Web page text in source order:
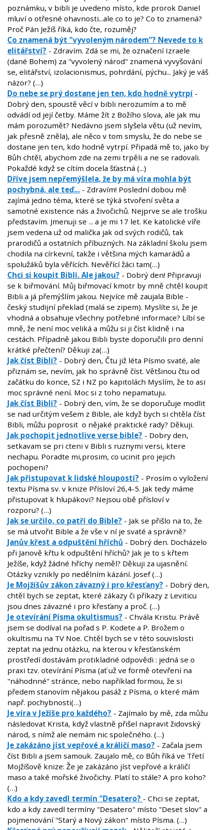
poznámku, v bibli je uvedeno místo, kde prorok Daniel
mluví o otřesné ohavnosti...ale co to je? Co to znamená?
Proč Pán Ježíš říká, kdo čte, rozuměj?
Co znamená být "vyvoleným národem"? Nevede to k
elitářství? - Zdravím. Zdá se mi, že označení Izraele
(dané Bohem) za "vyvolený národ" znamená vyvyšování
se, elitářství, izolacionismus, pohrdání, pýchu... Jaký je váš
názor? (…)
Do nebe se prý dostane jen ten, kdo hodně vytrpí -
Dobrý den, spoustě věcí v bibli nerozumím a to mě
odvádí od její četby. Máme žít z Božího slova, ale jak mu
mám porozumět? Nedávno jsem slyšela větu (už nevím,
jak přesně zněla), ale něco v tom smyslu, že do nebe se
dostane jen ten, kdo hodně vytrpí. Připadá mě to, jako by
Bůh chtěl, abychom zde na zemi trpěli a ne se radovali.
Pokaždé když se cítím docela šťastná (...)
Dříve jsem nepřemýšlela, že by má víra mohla být
pochybná, ale teď... - Zdravím! Poslední dobou mě
zajímá jedno téma, které se týká stvoření světa a
samotné existence nás a živočichů. Nejprve se ale trošku
představím. Jmenuji se ... a je mi 17 let. Ke katolické víře
jsem vedena už od malička jak od svých rodičů, tak
prarodičů a ostatních příbuzných. Na základní školu jsem
chodila na církevní, takže i většina mých kamarádů a
spolužáků byla věřících. Nevěřící žáci tam(…)
Chci si koupit Bibli. Ale jakou? - Dobrý den! Připravuji
se k biřmování. Můj biřmovací kmotr by mně chtěl koupit
Bibli a já přemýšlím jakou. Nejvíce mě zaujala Bible -
český studijní překlad (malá se zipem). Myslíte si, že je
vhodná a obsahuje všechny potřebné informace? Líbí se
mně, že není moc veliká a můžu si ji číst klidně i na
cestách. Případně jakou Bibli byste doporučili pro denní
krátké přečtení? Děkuji za(…)
Jak číst Bibli? - Dobrý den, Čtu již léta Písmo svaté, ale
přiznám se, nevím, jak ho správně číst. Většinou čtu od
začátku do konce, SZ i NZ po kapitolách Myslím, že to asi
moc správné není. Moc si z toho nepamatuju.
Jak číst Bibli? - Dobrý den, vím, že se doporučuje modlit
se nad určitým vešem z Bible, ale když bych si chtěla číst
Bibli, můžu poprosit o nějaké praktické rady? Děkuji.
Jak pochopit jednotlive verse bible? - Dobry den,
setkavam se pri cteni v Bibli s ruznymi versi, ktere
nechapu. Poradte mi,prosim, co ucinit pro jejich
pochopeni?
Jak přistupovat k lidské hlouposti? - Prosím o vyložení
textu Písma sv. v knize Přísloví 26,4-5. Jak tedy máme
přistupovat k hlupákovi? Nejsou obě přísloví v
rozporu? (…)
Jak se určilo, co patří do Bible? - Jak se přišlo na to, že
se má utvořit Bible a že vše v ní je svaté a správně?
Janův křest a odpuštění hříchů - Dobrý den. Docházelo
při Janově křtu k odpuštění hříchů? Jak je to s křtem
Ježíše, když žádné hříchy neměl? Děkuji za ujasnění.
Otázky vznikly po nedělním kázání. Josef (…)
Je Mojžíšův zákon závazný i pro křesťany? - Dobrý den,
chtěl bych se zeptat, které zákazy či příkazy z Leviticu
jsou dnes závazné i pro křesťany a proč. (…)
Je otevírání Písma okultismus? - Chvála Kristu. Právě
jsem se dodíval na pořad s P. Kodete a P. Brožem o
okultismu na TV Noe. Chtěl bych se v této souvislosti
zeptat na jednu otázku, na kterou v křesťanském
prostředí dostávám protikladné odpovědi : jedná se o
praxi tzv. otevírání Písma (ať už ve formě otevření na
"náhodnné" stránce, nebo například formou, že si
předem stanovím nějakou pasáž z Písma, o které mám
např. pochybnosti(…)
Je víra v Ježíše pro každého? - Zajímalo by mě, zda můžu
následovat Krista, když vlastně přišel napravit židovský
národ, s nímž ale nemám nic společného. (…)
Je zakázáno jíst vepřové a králičí maso? - Začala jsem
číst Bibli a jsem samouk. Zaujalo mě, co Bůh říká ve Třetí
Mojžíšově knize: Že je zakázáno jíst vepřové a králičí
maso a také mořské živočichy. Platí to stále? A pro koho?
(…)
Kdo a kdy zavedl termín "Desatero? - Chci se zeptat,
kdo a kdy zavedl termíny "Desatero" místo "Deset slov" a
pojmenování "Starý a Nový zákon" místo Písma. (…)